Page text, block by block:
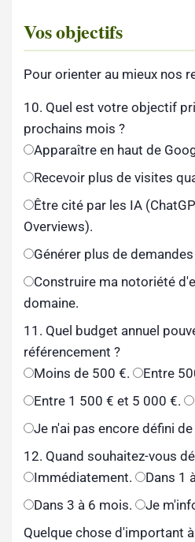
Vos objectifs
Pour orienter au mieux nos
10. Quel est votre objectif
prochains mois ?
Apparaître en haut de
Recevoir plus de visites
Être cité par les IA
Overviews).
Générer plus de
Construire ma notoriété
domaine.
11. Quel budget annuel
référencement ?
Moins de 500 €.
Entre
Entre 1 500 € et 5 000 €.
Je n'ai pas encore défini
12. Quand souhaitez-vous
Immédiatement.
Dans 1
Dans 3 à 6 mois.
Je
Quelque chose d'important